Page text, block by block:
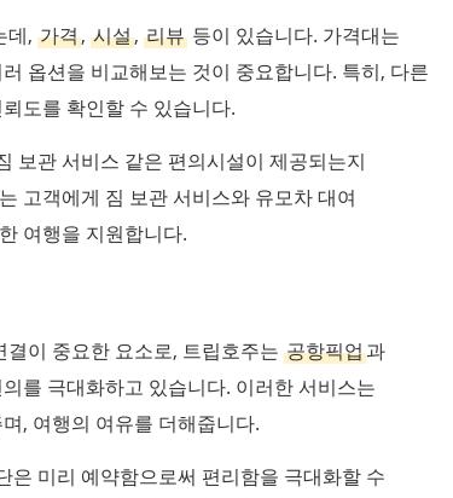
데, 가격, 시설, 리뷰 등이 있습니다. 가격대는
옵션을 비교해보는 것이 중요합니다. 특히, 다른
도를 확인할 수 있습니다.
보관 서비스 같은 편의시설이 제공되는지
고객에게 짐 보관 서비스와 유모차 대여
여행을 지원합니다.
이 중요한 요소로, 트립호주는 공항픽업과
를 극대화하고 있습니다. 이러한 서비스는
, 여행의 여유를 더해줍니다.
은 미리 예약함으로써 편리함을 극대화할 수